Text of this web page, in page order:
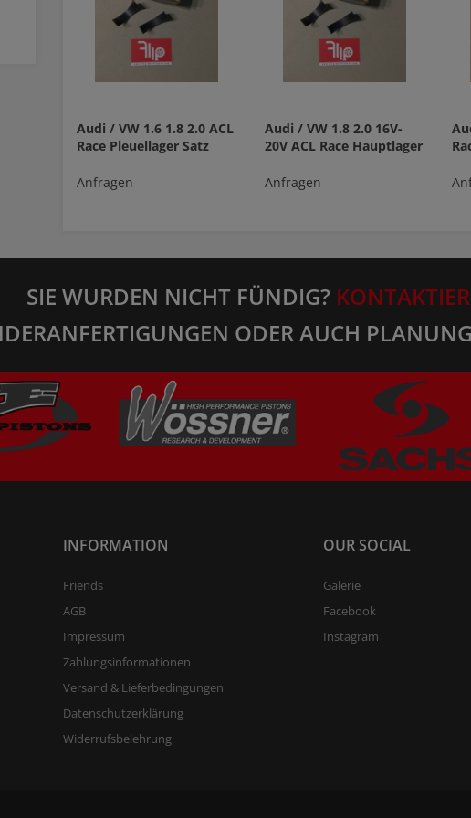
Audi / VW 1.6 1.8 2.0 ACL
Race Pleuellager Satz
Anfragen
Audi / VW 1.8 2.0 16V-
20V ACL Race Hauptlager
Anfragen
SIE WURDEN NICHT FÜNDIG?
ODER AUCH
INFORMATION
Friends
AGB
Impressum
Zahlungsinformationen
Versand & Lieferbedingungen
Datenschutzerklärung
Widerrufsbelehrung
OUR SOCIAL
Galerie
Facebook
Instagram